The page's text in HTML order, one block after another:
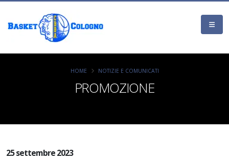
PROMOZIONE
HOME NOTIZIE E COMUNICATI
25 settembre 2023